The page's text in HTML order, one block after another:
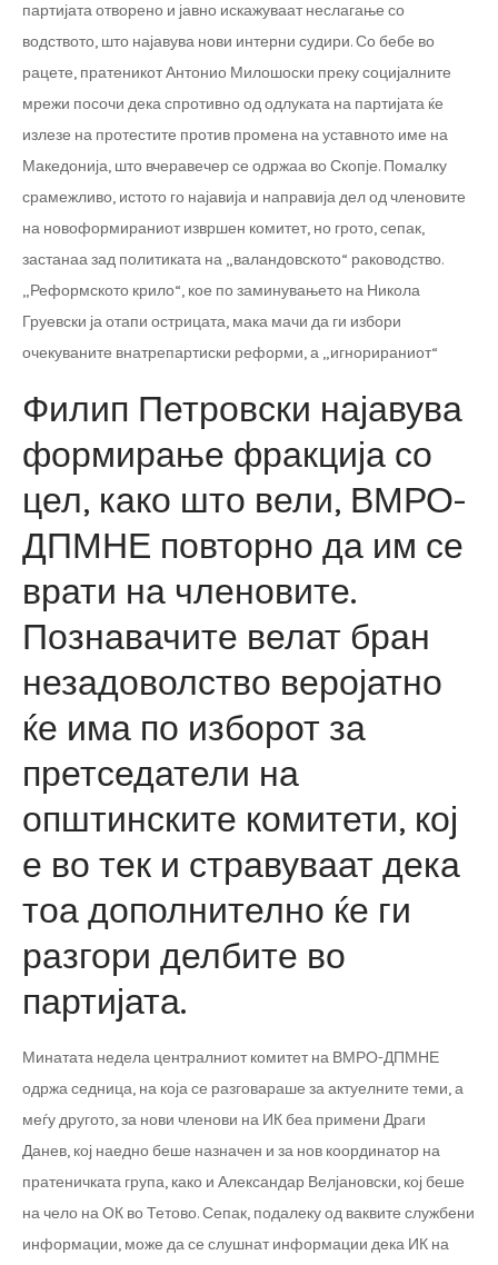
партијата отворено и јавно искажуваат неслагање со
водството, што најавува нови интерни судири. Со бебе во
рацете, пратеникот Антонио Милошоски преку социјалните
мрежи посочи дека спротивно од одлуката на партијата ќе
излезе на протестите против промена на уставното име на
Македонија, што вчеравечер се одржаа во Скопје. Помалку
срамежливо, истото го најавија и направија дел од членовите
на новоформираниот извршен комитет, но грото, сепак,
застанаа зад политиката на „валандовското“ раководство.
„Реформското крило“, кое по заминувањето на Никола
Груевски ја отапи острицата, мака мачи да ги избори
очекуваните внатрепартиски реформи, а „игнорираниот“
Филип Петровски најавува
формирање фракција со
цел, како што вели, ВМРО-
ДПМНЕ повторно да им се
врати на членовите.
Познавачите велат бран
незадоволство веројатно
ќе има по изборот за
претседатели на
општинските комитети, кој
е во тек и стравуваат дека
тоа дополнително ќе ги
разгори делбите во
партијата.
Минатата недела централниот комитет на ВМРО-ДПМНЕ
одржа седница, на која се разговараше за актуелните теми, а
меѓу другото, за нови членови на ИК беа примени Драги
Данев, кој наедно беше назначен и за нов координатор на
пратеничката група, како и Александар Велјановски, кој беше
на чело на ОК во Тетово. Сепак, подалеку од ваквите службени
информации, може да се слушнат информации дека ИК на